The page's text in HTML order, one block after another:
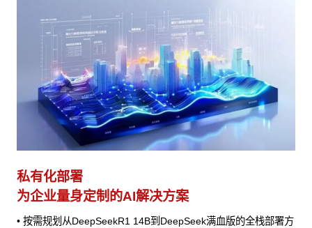
私有化部署
为企业量身定制的AI解决方案
• 按需规划从DeepSeekR1 14B到DeepSeek满血版的全栈部署方